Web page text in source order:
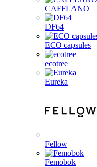
CAFFLANO
DF64
ECO capsules
ecotree
Eureka
Fellow
Femobok